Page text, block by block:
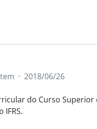
· 2018/06/26
do Curso Superior